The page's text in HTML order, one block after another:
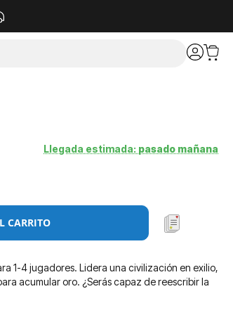
Llegada estimada: pasado mañana
CARRITO
1-4 jugadores. Lidera una civilización en exilio,
acumular oro. ¿Serás capaz de reescribir la